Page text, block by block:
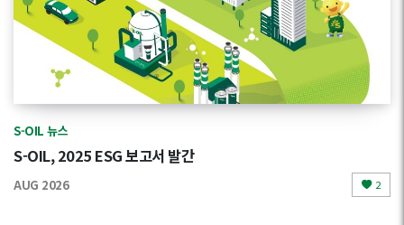
S-OIL 뉴스
S-OIL, 2025 ESG 보고서 발간
AUG 2026 2